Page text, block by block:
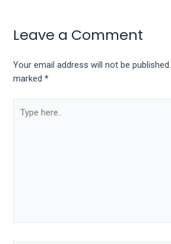
Leave a Comment
Your email address will not be published.
marked*
here..